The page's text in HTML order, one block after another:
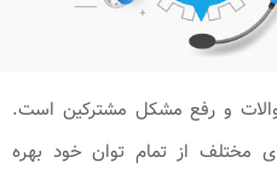
و رفع مشکل مشترکین است.
مختلف از تمام توان خود بهره